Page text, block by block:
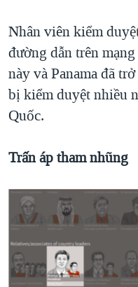
Nhân viên kiểm
đường dẫn trên
này và Panama đã
bị kiểm duyệt nhiều
Quốc.
Trấn áp tham nhũng